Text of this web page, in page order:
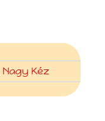
Nagy Kéz